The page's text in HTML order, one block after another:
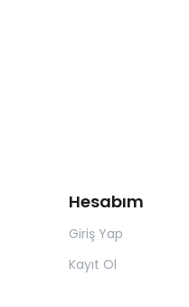
Hesabım
Giriş Yap
Kayıt Ol